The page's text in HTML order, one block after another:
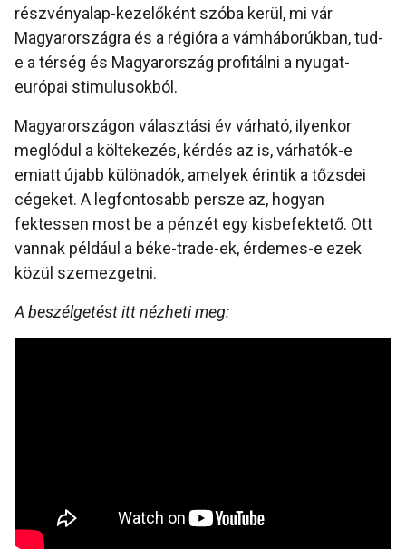
részvényalap-kezelőként szóba kerül, mi vár
Magyarországra és a régióra a vámháborúkban, tud-
e a térség és Magyarország profitálni a nyugat-
európai stimulusokból.
Magyarországon választási év várható, ilyenkor
meglódul a költekezés, kérdés az is, várhatók-e
emiatt újabb különadók, amelyek érintik a tőzsdei
cégeket. A legfontosabb persze az, hogyan
fektessen most be a pénzét egy kisbefektető. Ott
vannak például a béke-trade-ek, érdemes-e ezek
közül szemezgetni.
A beszélgetést itt nézheti meg: